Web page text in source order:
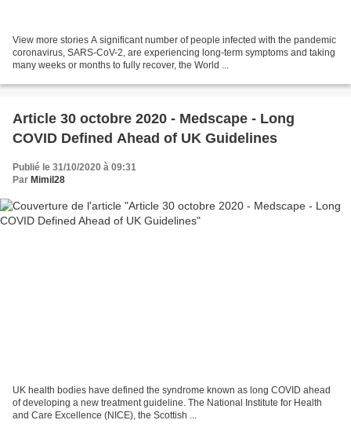
View more stories A significant number of people infected with the pandemic
coronavirus, SARS-CoV-2, are experiencing long-term symptoms and taking
many weeks or months to fully recover, the World ...
Article 30 octobre 2020 - Medscape - Long
COVID Defined Ahead of UK Guidelines
Publié le 31/10/2020 à 09:31
Par Mimil28
UK health bodies have defined the syndrome known as long COVID ahead
of developing a new treatment guideline. The National Institute for Health
and Care Excellence (NICE), the Scottish ...